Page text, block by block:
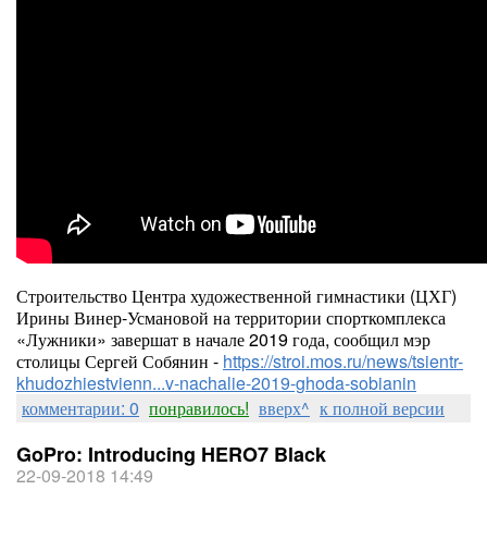
Строительство Центра художественной гимнастики (ЦХГ)
Ирины Винер-Усмановой на территории спорткомплекса
«Лужники» завершат в начале 2019 года, сообщил мэр
столицы Сергей Собянин - https://stroi.mos.ru/news/tsientr-
khudozhiestvienn...v-nachalie-2019-ghoda-sobianin
комментарии: 0 понравилось! вверх^ к полной версии
GoPro: Introducing HERO7 Black
22-09-2018 14:49